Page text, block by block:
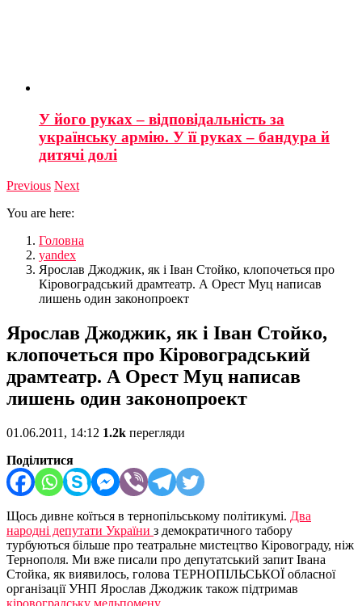
У його руках – відповідальність за
українську армію. У її руках – бандура й
дитячі долі
Previous Next
You are here:
Головна
yandex
Ярослав Джоджик, як і Іван Стойко, клопочеться про
Кіровоградський драмтеатр. А Орест Муц написав
лишень один законопроект
Ярослав Джоджик, як і Іван Стойко,
клопочеться про Кіровоградський
драмтеатр. А Орест Муц написав
лишень один законопроект
01.06.2011, 14:12 1.2k перегляди
Поділитися
Щось дивне коїться в тернопільському політикумі. Два
народні депутати України з демократичного табору
турбуються більше про театральне мистецтво Кіровограду, ніж
Тернополя. Ми вже писали про депутатський запит Івана
Стойка, як виявилось, голова ТЕРНОПІЛЬСЬКОЇ обласної
організації УНП Ярослав Джоджик також підтримав